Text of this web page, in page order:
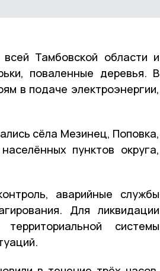
Тамбовской области и
поваленные деревья. В
в подаче электроэнергии,
сёла Мезинец, Поповка,
пунктов округа,
аварийные службы
Для ликвидации
системы